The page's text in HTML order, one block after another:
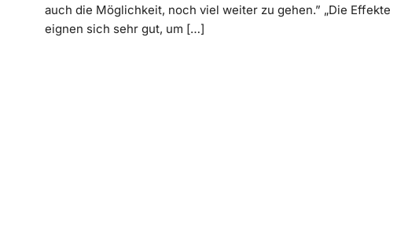
auch die Möglichkeit, noch viel weiter zu gehen.” „Die Effekte
eignen sich sehr gut, um […]